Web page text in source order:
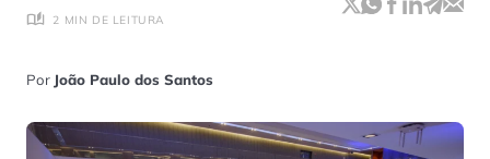
2 MIN DE LEITURA
Por João Paulo dos Santos